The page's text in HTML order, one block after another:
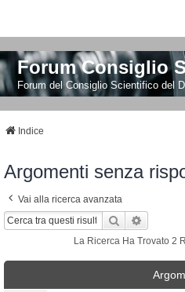
Forum Consiglio
Forum del Consiglio Scientifico del
Indice
Argomenti senza
Vai alla ricerca avanzata
Cerca
La Ricerca Ha Trovato 2